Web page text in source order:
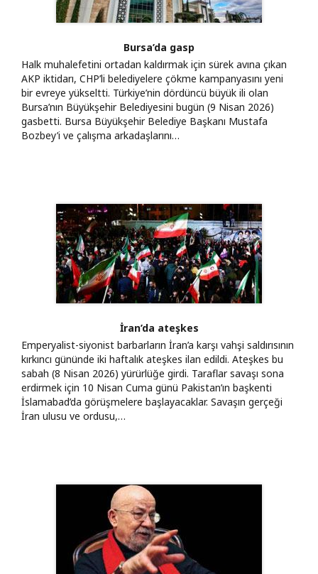
Bursa’da gasp
Halk muhalefetini ortadan kaldırmak için sürek avına çıkan
AKP iktidarı, CHP’li belediyelere çökme kampanyasını yeni
bir evreye yükseltti. Türkiye’nin dördüncü büyük ili olan
Bursa’nın Büyükşehir Belediyesini bugün (9 Nisan 2026)
gasbetti. Bursa Büyükşehir Belediye Başkanı Mustafa
Bozbey’i ve çalışma arkadaşlarını…
İran’da ateşkes
Emperyalist-siyonist barbarların İran’a karşı vahşi saldırısının
kırkıncı gününde iki haftalık ateşkes ilan edildi. Ateşkes bu
sabah (8 Nisan 2026) yürürlüğe girdi. Taraflar savaşı sona
erdirmek için 10 Nisan Cuma günü Pakistan’ın başkenti
İslamabad’da görüşmelere başlayacaklar. Savaşın gerçeği
İran ulusu ve ordusu,…